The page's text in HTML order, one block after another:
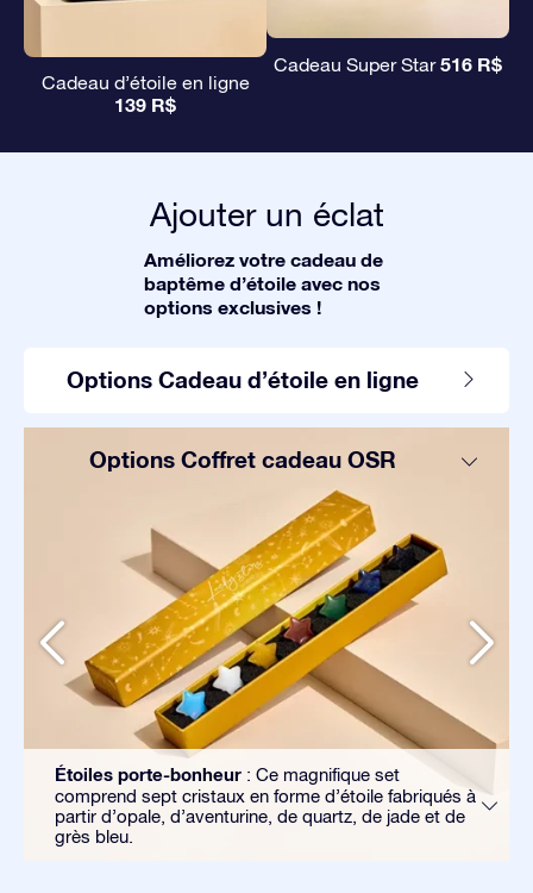
Cadeau d’étoile en ligne
139 R$
Cadeau Super Star516 R$
Ajouter un éclat
Améliorez votre cadeau de
baptême d’étoile avec nos
options exclusives !
Options Cadeau d’étoile en ligne
Options Coffret cadeau OSR
Étoiles porte-bonheur : Ce magnifique set
comprend sept cristaux en forme d’étoile fabriqués à
partir d’opale, d’aventurine, de quartz, de jade et de
grès bleu.